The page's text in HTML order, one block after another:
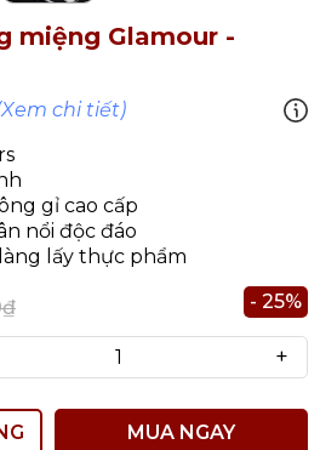
miệng Glamour -
chi tiết)
gỉ​ cao cấp
nổi độc đáo
lấy thực phẩm
- 25%
+
MUA NGAY